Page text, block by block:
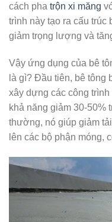
cách pha trộn xi măng
trình này tạo ra cấu trúc
giảm trọng lượng và
Vậy ứng dụng của bê
là gì? Đầu tiên, bê tông
xây dựng các công
khả năng giảm 30-50%
thường, nó giúp giảm
lên các bộ phận móng,